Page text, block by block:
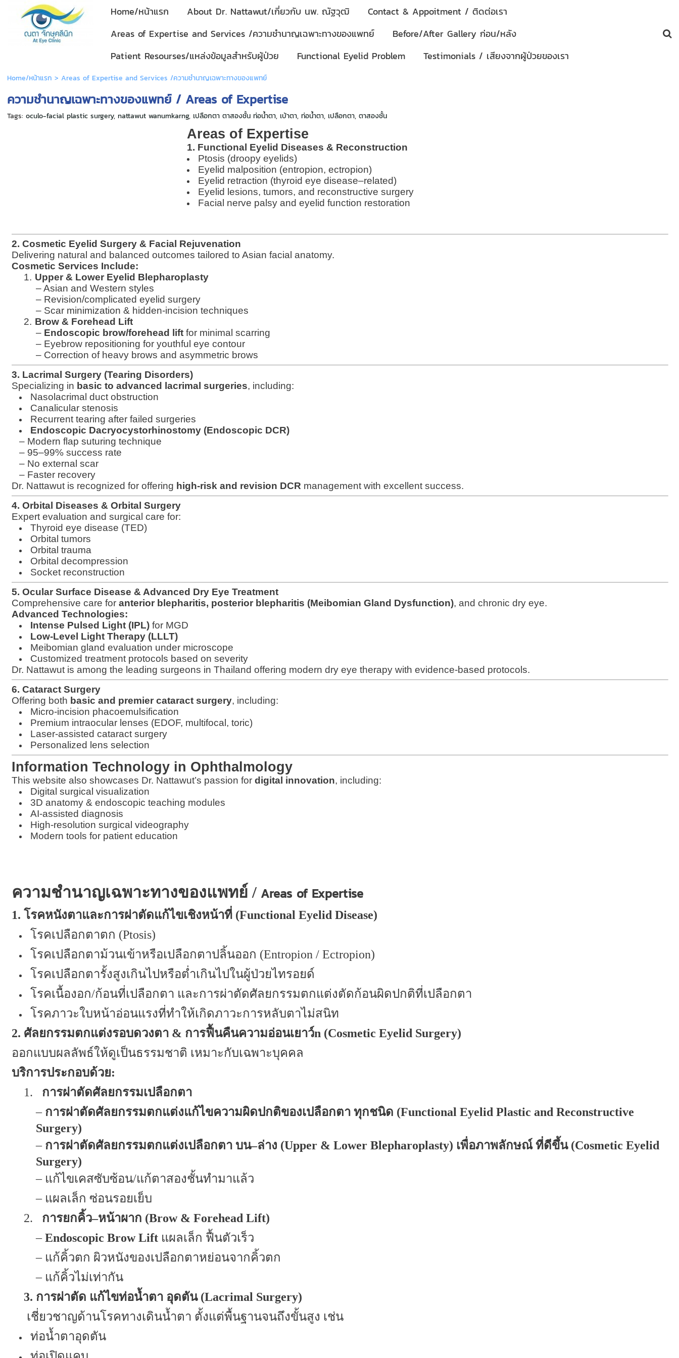
Home/หน้าแรก About Dr. Nattawut/เกี่ยวกับ นพ. ณัฐวุฒิ
Contact & Appoitment / ติดต่อเรา
Areas of Expertise and Services /ความชำนาญเฉพาะทางของแพทย์
Before/After Gallery ก่อน/หลัง
Patient Resourses/แหล่งข้อมูลสำหรับผู้ป่วย
Functional Eyelid Problem Testimonials / เสียงจากผู้ป่วยของเรา
Home/หน้าแรก > Areas of Expertise and Services /ความชำนาญเฉพาะทางของแพทย์
ความชำนาญเฉพาะทางของแพทย์ / Areas of Expertise
Tags: oculo-facial plastic surgery, nattawut wanumkarng, เปลือกตา ตาสองชั้น ท่อน้ำตา, เบ้าตา, ท่อน้ำตา, เปลือกตา, ตาสองชั้น
Areas of Expertise
1. Functional Eyelid Diseases & Reconstruction
Ptosis (droopy eyelids)
Eyelid malposition (entropion, ectropion)
Eyelid retraction (thyroid eye disease–related)
Eyelid lesions, tumors, and reconstructive surgery
Facial nerve palsy and eyelid function restoration
2. Cosmetic Eyelid Surgery & Facial Rejuvenation
Delivering natural and balanced outcomes tailored to Asian facial anatomy.
Cosmetic Services Include:
1. Upper & Lower Eyelid Blepharoplasty
– Asian and Western styles
– Revision/complicated eyelid surgery
– Scar minimization & hidden-incision techniques
2. Brow & Forehead Lift
– Endoscopic brow/forehead lift for minimal scarring
– Eyebrow repositioning for youthful eye contour
– Correction of heavy brows and asymmetric brows
3. Lacrimal Surgery (Tearing Disorders)
Specializing in basic to advanced lacrimal surgeries, including:
Nasolacrimal duct obstruction
Canalicular stenosis
Recurrent tearing after failed surgeries
Endoscopic Dacryocystorhinostomy (Endoscopic DCR)
– Modern flap suturing technique
– 95–99% success rate
– No external scar
– Faster recovery
Dr. Nattawut is recognized for offering high-risk and revision DCR management with excellent success.
4. Orbital Diseases & Orbital Surgery
Expert evaluation and surgical care for:
Thyroid eye disease (TED)
Orbital tumors
Orbital trauma
Orbital decompression
Socket reconstruction
5. Ocular Surface Disease & Advanced Dry Eye Treatment
Comprehensive care foranterior blepharitis, posterior blepharitis (Meibomian Gland Dysfunction), and chronic dry eye.
Advanced Technologies:
Intense Pulsed Light (IPL) for MGD
Low-Level Light Therapy (LLLT)
Meibomian gland evaluation under microscope
Customized treatment protocols based on severity
Dr. Nattawut is among the leading surgeons in Thailand offering modern dry eye therapy with evidence-based protocols.
6. Cataract Surgery
Offering both basic and premier cataract surgery, including:
Micro-incision phacoemulsification
Premium intraocular lenses (EDOF, multifocal, toric)
Laser-assisted cataract surgery
Personalized lens selection
Information Technology in Ophthalmology
This website also showcases Dr. Nattawut’s passion fordigital innovation, including:
Digital surgical visualization
3D anatomy & endoscopic teaching modules
AI-assisted diagnosis
High-resolution surgical videography
Modern tools for patient education
ความชำนาญเฉพาะทางของแพทย์ / Areas of Expertise
1.โรคหนังตาและการผ่าตัดแก้ไขเชิงหน้าที่ (Functional Eyelid Disease)
โรคเปลือกตาตก (Ptosis)
โรคเปลือกตาม้วนเข้าหรือเปลือกตาปลิ้นออก (Entropion / Ectropion)
โรคเปลือกตารั้งสูงเกินไปหรือต่ำเกินไปในผู้ป่วยไทรอยด์
โรคเนื้องอก/ก้อนที่เปลือกตา และการผ่าตัดศัลยกรรมตกแต่งตัดก้อนผิดปกติที่เปลือกตา
โรคภาวะใบหน้าอ่อนแรงที่ทำให้เกิดภาวะการหลับตาไม่สนิท
2. ศัลยกรรมตกแต่งรอบดวงตา & การฟื้นคืนความอ่อนเยาว์n (Cosmetic Eyelid Surgery)
ออกแบบผลลัพธ์ให้ดูเป็นธรรมชาติ เหมาะกับเฉพาะบุคคล
บริการประกอบด้วย:
1.
การผ่าตัดศัลยกรรมเปลือกตา
– การผ่าตัดศัลยกรรมตกแต่งแก้ไขความผิดปกติของเปลือกตา ทุกชนิด (Functional Eyelid Plastic and Reconstructive
Surgery)
– การผ่าตัดศัลยกรรมตกแต่งเปลือกตา บน–ล่าง (Upper & Lower Blepharoplasty) เพื่อภาพลักษณ์ ที่ดีขึ้น (Cosmetic Eyelid
Surgery)
– แก้ไขเคสซับซ้อน/แก้ตาสองชั้นทำมาแล้ว
– แผลเล็ก ซ่อนรอยเย็บ
2.
การยกคิ้ว–หน้าผาก (Brow & Forehead Lift)
–Endoscopic Brow Lift แผลเล็ก ฟื้นตัวเร็ว
– แก้คิ้วตก ผิวหนังของเปลือกตาหย่อนจากคิ้วตก
– แก้คิ้วไม่เท่ากัน
3. การผ่าตัด แก้ไขท่อน้ำตา อุดตัน (Lacrimal Surgery)
เชี่ยวชาญด้านโรคทางเดินน้ำตา ตั้งแต่พื้นฐานจนถึงขั้นสูง เช่น
ท่อน้ำตาอุดตัน